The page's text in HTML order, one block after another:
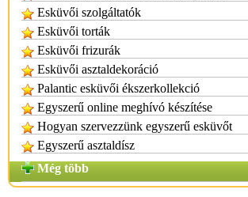
Esküvői szolgáltatók
Esküvői torták
Esküvői frizurák
Esküvői asztaldekoráció
Palantic esküvői ékszerkollekció
Egyszerű online meghívó készítése
Hogyan szervezzünk egyszerű esküvőt
Egyszerű asztaldísz
Még több